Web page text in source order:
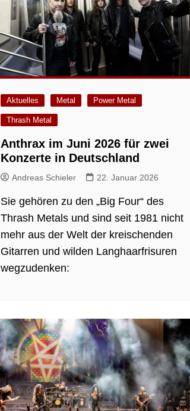
Aktuelles Metal Power Metal
Thrash Metal
Anthrax im Juni 2026 für zwei
Konzerte in Deutschland
Andreas Schieler 22. Januar 2026
Sie gehören zu den „Big Four“ des
Thrash Metals und sind seit 1981 nicht
mehr aus der Welt der kreischenden
Gitarren und wilden Langhaarfrisuren
wegzudenken: